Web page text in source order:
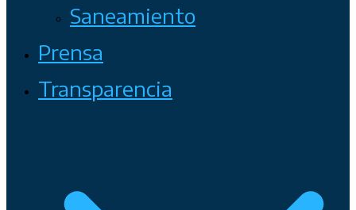
Saneamiento
Prensa
Transparencia